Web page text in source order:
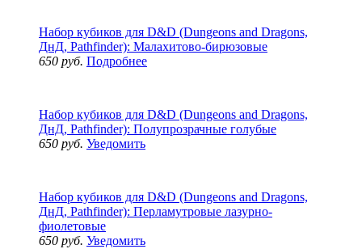
Набор кубиков для D&D (Dungeons and Dragons,
ДнД, Pathfinder): Малахитово-бирюзовые
650 руб. Подробнее
Набор кубиков для D&D (Dungeons and Dragons,
ДнД, Pathfinder): Полупрозрачные голубые
650 руб. Уведомить
Набор кубиков для D&D (Dungeons and Dragons,
ДнД, Pathfinder): Перламутровые лазурно-
фиолетовые
650 руб. Уведомить